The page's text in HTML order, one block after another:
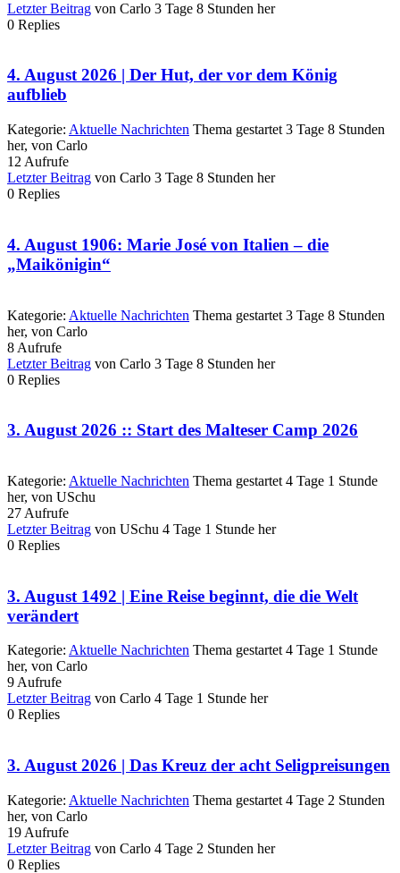
Letzter Beitrag von Carlo 3 Tage 8 Stunden her
0 Replies
4. August 2026 | Der Hut, der vor dem König
aufblieb
Kategorie: Aktuelle Nachrichten Thema gestartet 3 Tage 8 Stunden
her, von Carlo
12 Aufrufe
Letzter Beitrag von Carlo 3 Tage 8 Stunden her
0 Replies
4. August 1906: Marie José von Italien – die
„Maikönigin“
Kategorie: Aktuelle Nachrichten Thema gestartet 3 Tage 8 Stunden
her, von Carlo
8 Aufrufe
Letzter Beitrag von Carlo 3 Tage 8 Stunden her
0 Replies
3. August 2026 :: Start des Malteser Camp 2026
Kategorie: Aktuelle Nachrichten Thema gestartet 4 Tage 1 Stunde
her, von USchu
27 Aufrufe
Letzter Beitrag von USchu 4 Tage 1 Stunde her
0 Replies
3. August 1492 | Eine Reise beginnt, die die Welt
verändert
Kategorie: Aktuelle Nachrichten Thema gestartet 4 Tage 1 Stunde
her, von Carlo
9Aufrufe
Letzter Beitrag von Carlo 4 Tage 1 Stunde her
0 Replies
3. August 2026 | Das Kreuz der acht Seligpreisungen
Kategorie: Aktuelle Nachrichten Thema gestartet 4 Tage 2 Stunden
her, von Carlo
19 Aufrufe
Letzter Beitrag von Carlo 4 Tage 2 Stunden her
0 Replies